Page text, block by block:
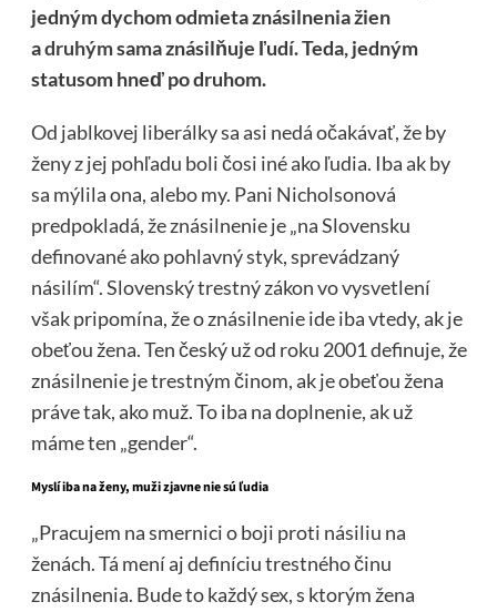
jedným dychom odmieta znásilnenia žien
adruhýmsama znásilňuje ľudí. Teda, jedným
statusom hneď po druhom.
Od jablkovej liberálky sa asi nedá očakávať, že by
ženy z jej pohľadu boli čosi iné ako ľudia. Iba ak by
sa mýlila ona, alebo my. Pani Nicholsonová
predpokladá, že znásilnenie je „na Slovensku
definované ako pohlavný styk, sprevádzaný
násilím“. Slovenský trestný zákon vo vysvetlení
však pripomína, že o znásilnenie ide iba vtedy, ak je
obeťou žena. Ten český už od roku 2001 definuje, že
znásilnenie je trestným činom, ak je obeťou žena
práve tak, ako muž. To iba na doplnenie, ak už
máme ten „gender“.
Myslí iba na ženy, muži zjavne nie sú ľudia
„Pracujem na smernici o boji proti násiliu na
ženách. Tá mení aj definíciu trestného činu
znásilnenia. Bude to každý sex, s ktorým žena